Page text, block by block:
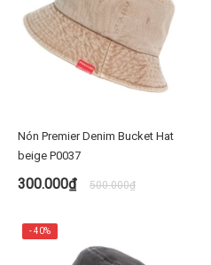
Nón Premier Denim Bucket Hat
beige P0037
300.000₫ 500.000₫
- 40%